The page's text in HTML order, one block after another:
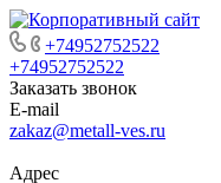
+74952752522
+74952752522
Заказать звонок
E-mail
zakaz@metall-ves.ru
Адрес